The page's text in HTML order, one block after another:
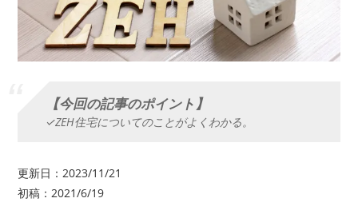
【今回の記事のポイント】
✓ZEH住宅についてのことがよくわかる。
更新日：2023/11/21
初稿：2021/6/19